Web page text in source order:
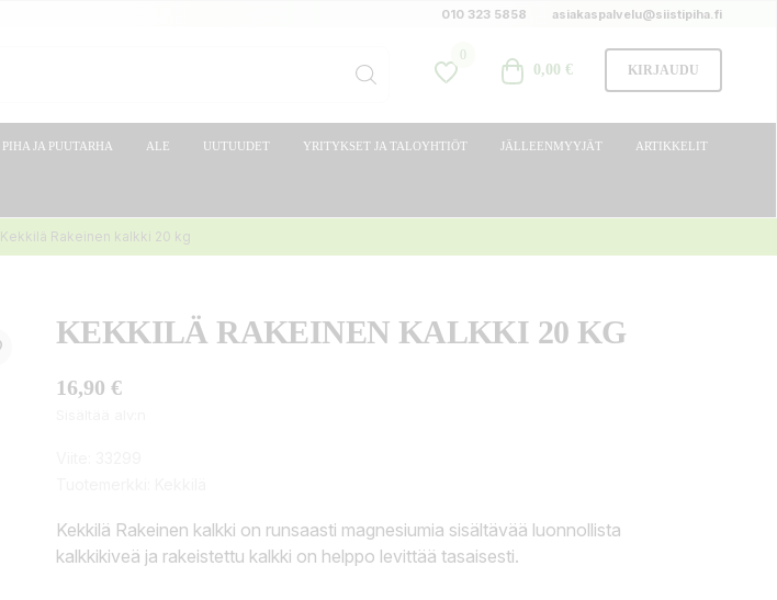
010 323 5858 asiakaspalvelu@siistipiha.fi
0
0,00 € KIRJAUDU
PIHA JA PUUTARHA ALE UUTUUDET YRITYKSET JA TALOYHTIÖT JÄLLEENMYYJÄT ARTIKKELIT
Kekkilä Rakeinen kalkki 20 kg
KEKKILÄ RAKEINEN KALKKI 20 KG
16,90 €
Kekkilä Rakeinen kalkki on runsaasti magnesiumia sisältävää luonnollista
kalkkikiveä ja rakeistettu kalkki on helppo levittää tasaisesti.